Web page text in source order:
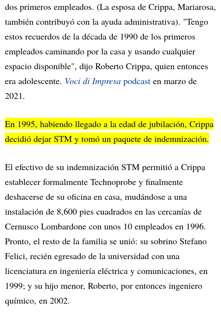
dos primeros empleados. (La esposa de Crippa, Mariarosa,
también contribuyó con la ayuda administrativa). "Tengo
estos recuerdos de la década de 1990 de los primeros
empleados caminando por la casa y usando cualquier
espacio disponible", dijo Roberto Crippa, quien entonces
era adolescente. Voci di Impresa podcast en marzo de
2021.
En 1995, habiendo llegado a la edad de jubilación, Crippa
decidió dejar STM y tomó un paquete de indemnización.
El efectivo de su indemnización STM permitió a Crippa
establecer formalmente Technoprobe y finalmente
deshacerse de su oficina en casa, mudándose a una
instalación de 8,600 pies cuadrados en las cercanías de
Cernusco Lombardone con unos 10 empleados en 1996.
Pronto, el resto de la familia se unió: su sobrino Stefano
Felici, recién egresado de la universidad con una
licenciatura en ingeniería eléctrica y comunicaciones, en
1999; y su hijo menor, Roberto, por entonces ingeniero
químico, en 2002.